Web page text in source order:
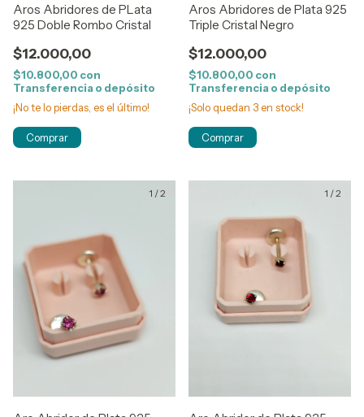
Aros Abridores de PLata
925 Doble Rombo Cristal
$12.000,00
$10.800,00 con
Transferencia o depósito
¡No te lo pierdas, es el último!
Aros Abridores de Plata 925
Triple Cristal Negro
$12.000,00
$10.800,00 con
Transferencia o depósito
¡Solo quedan 3en stock!
1 /2 1 /2